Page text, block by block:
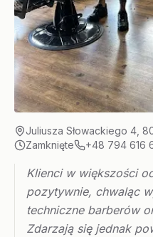
Juliusza Słowackiego 4,
Zamknięte
+48 794 616
Klienci w większości
pozytywnie, chwaląc
techniczne barberów
Zdarzają się jednak